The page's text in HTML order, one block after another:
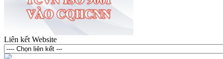
Liên kết Website